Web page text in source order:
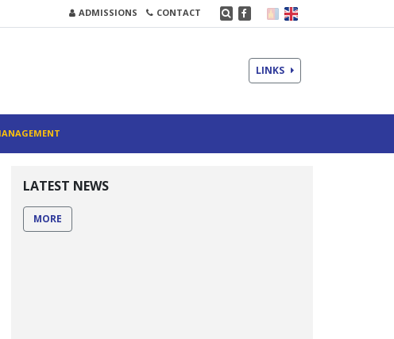
ADMISSIONS CONTACT
LINKS
LATEST NEWS
MORE